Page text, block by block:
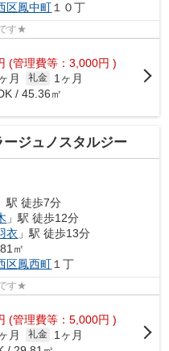
区鳳中町 １０丁
す★
(管理費等：3,000円 )
月 礼金
1ヶ月
/ 45.36㎡
ジュノスタルジー
」駅 徒歩7分
」駅 徒歩12分
衣 」駅 徒歩13分
㎡
区鳳西町 １丁
す★
(管理費等：5,000円 )
月 礼金
1ヶ月